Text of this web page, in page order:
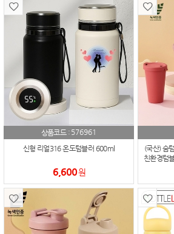
상품코드 : 576961
신형 리얼316 온도텀블러 600ml
6,600원
(국산) 숨
친환경텀